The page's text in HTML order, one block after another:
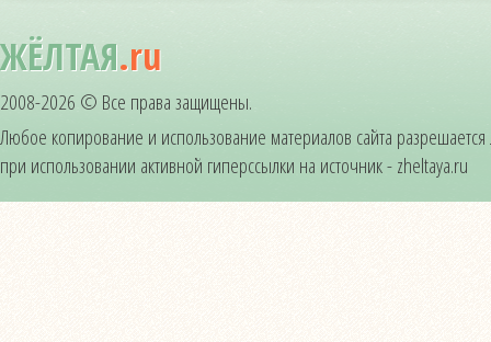
ЖЁЛТАЯ.ru
2008-2026 © Все права защищены.
Любое копирование и использование материалов сайта
при использовании активной гиперссылки на источник - zheltaya.ru